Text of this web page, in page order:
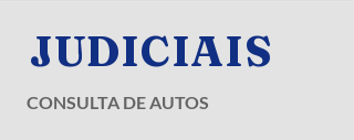
JUDICIAIS
CONSULTA DE AUTOS